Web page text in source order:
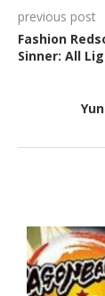
previous post
Fashion
Sinner: All